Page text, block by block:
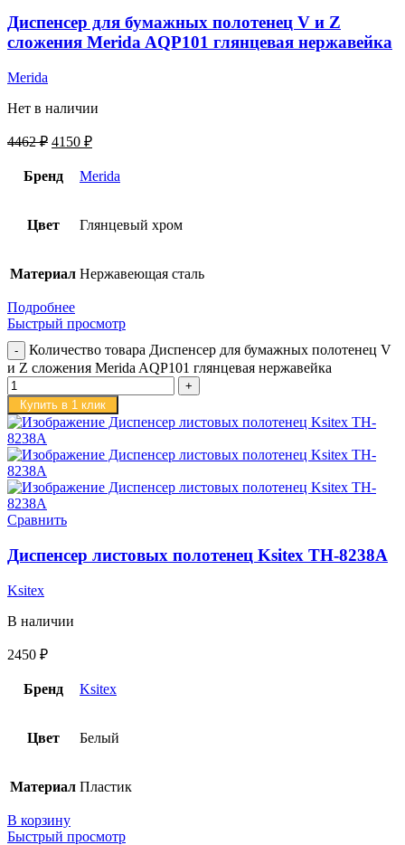
Диспенсер для бумажных полотенец V и Z
сложения Merida AQP101 глянцевая нержавейка
Merida
Нет в наличии
4462₽ 4150 ₽
Бренд Merida
Цвет Глянцевый хром
Материал Нержавеющая сталь
Подробнее
Быстрый просмотр
Количество товара Диспенсер для бумажных полотенец V
и Z сложения Merida AQP101 глянцевая нержавейка
Купить в 1 клик
Сравнить
Диспенсер листовых полотенец Ksitex TH-8238A
Ksitex
В наличии
2450 ₽
Бренд Ksitex
Цвет Белый
Материал Пластик
В корзину
Быстрый просмотр